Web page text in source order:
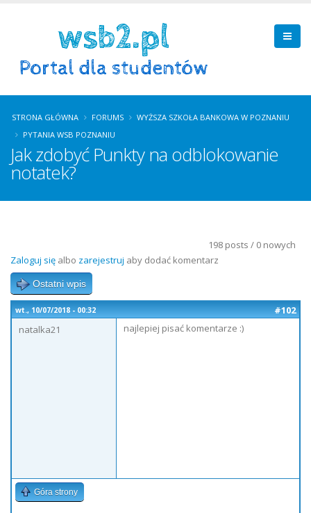
STRONA GŁÓWNA FORUMS
WYŻSZA SZKOŁA BANKOWA W POZNANIU
PYTANIA WSB POZNANIU
Jak zdobyć Punkty na odblokowanie
notatek?
198 posts / 0 nowych
Zaloguj się albo zarejestruj aby dodać komentarz
Ostatni wpis
wt., 10/07/2018 - 00:32
#102
natalka21
najlepiej pisać komentarze :)
Góra strony